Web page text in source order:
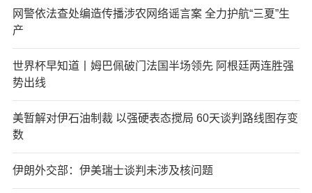
网警依法查处编造传播涉农网络谣言案 全力护航“三夏”生
产
世界杯早知道丨姆巴佩破门法国半场领先 阿根廷两连胜强
势出线
美暂解对伊石油制裁 以强硬表态搅局 60天谈判路线图存变
数
伊朗外交部：伊美瑞士谈判未涉及核问题